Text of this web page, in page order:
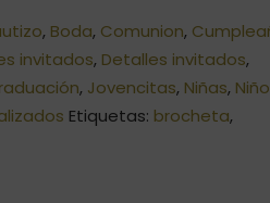
, Boda, Comunion,
invitados, Detalles invitados,
, Jovencitas, Niñas,
Etiquetas: brocheta,